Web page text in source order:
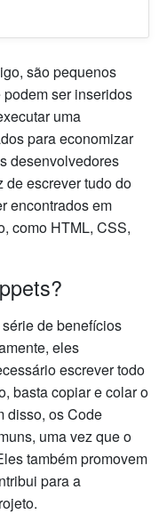
são pequenos
ser inseridos
uma
para economizar
desenvolvedores
de escrever tudo do
encontrados em
como HTML, CSS,
de benefícios
eles
escrever todo
basta copiar e colar o
disso, os Code
uma vez que o
também promovem
para a